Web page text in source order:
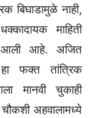
बिघाडामुळे नाही,
माहिती
आली आहे. अजित
हा फक्त तांत्रिक
मानवी चुकाही
अहवालामध्ये